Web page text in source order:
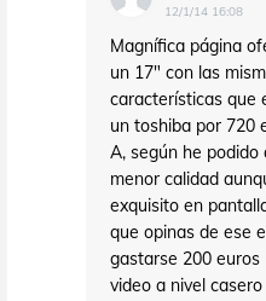
12/1/14 16:08
Magnífica página
un 17" con las
características que
un toshiba por 720
A, según he podido
menor calidad
exquisito en
que opinas de ese
gastarse 200
video a nivel